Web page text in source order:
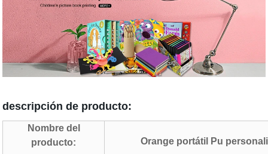
descripción de producto:
Nombre del
producto:
Orange portátil Pu